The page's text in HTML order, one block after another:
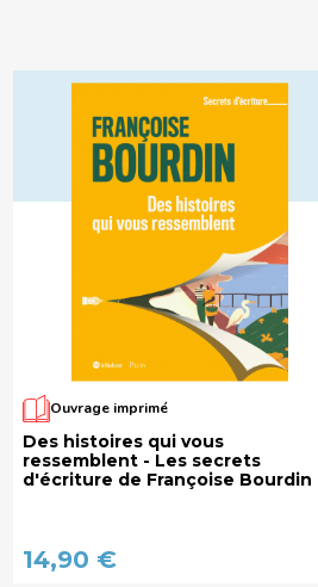
Ouvrage imprimé
Des histoires qui vous
ressemblent - Les secrets
d'écriture de Françoise Bourdin
14,90 €